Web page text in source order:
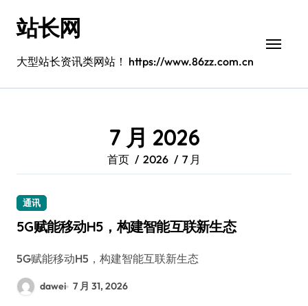
站长网
大型站长资讯类网站！ https://www.86zz.com.cn
7 月 2026
首页 2026 7 月
通讯
5G赋能移动H5，构建智能互联新生态
5G赋能移动H5，构建智能互联新生态
dawei 7 月 31, 2026